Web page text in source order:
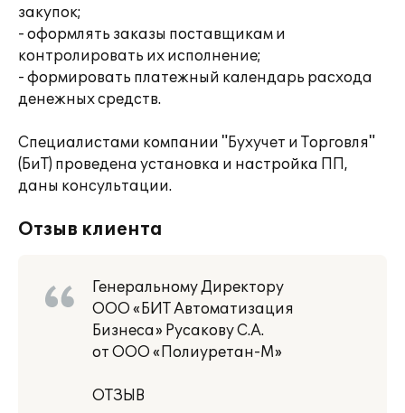
закупок;
- оформлять заказы поставщикам и
контролировать их исполнение;
- формировать платежный календарь расхода
денежных средств.
Специалистами компании "Бухучет и Торговля"
(БиТ) проведена установка и настройка ПП,
даны консультации.
Отзыв клиента
Генеральному Директору
ООО «БИТ Автоматизация
Бизнеса» Русакову С.А.
от ООО «Полиуретан-М»
ОТЗЫВ